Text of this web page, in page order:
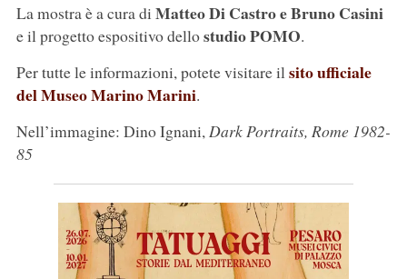
La mostra è a cura di Matteo Di Castro e Bruno Casini
e il progetto espositivo dellostudio POMO.
Per tutte le informazioni, potete visitare ilsito ufficiale
del Museo Marino Marini.
Nell’immagine: Dino Ignani,Dark Portraits, Rome 1982-
85